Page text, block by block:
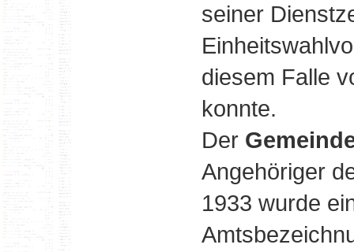
seiner
diesem Falle
konnte.
Der
Angehöriger
1933 wurde